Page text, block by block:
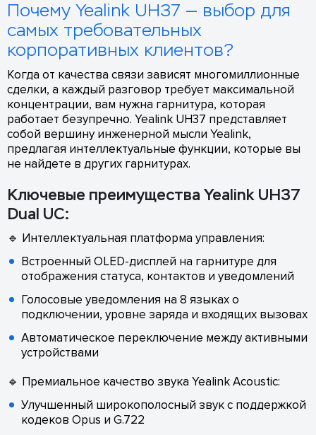
Почему Yealink UH37 — выбор для
самых требовательных
корпоративных клиентов?
Когда от качества связи зависят многомиллионные
сделки, а каждый разговор требует максимальной
концентрации, вам нужна гарнитура, которая
работает безупречно. Yealink UH37 представляет
собой вершину инженерной мысли Yealink,
предлагая интеллектуальные функции, которые вы
не найдете в других гарнитурах.
Ключевые преимущества Yealink UH37
Dual UC:
🔹 Интеллектуальная платформа управления:
Встроенный OLED-дисплей на гарнитуре для
отображения статуса, контактов и уведомлений
Голосовые уведомления на 8 языках о
подключении, уровне заряда и входящих вызовах
Автоматическое переключение между активными
устройствами
🔹 Премиальное качество звука Yealink Acoustic:
Улучшенный широкополосный звук с поддержкой
кодеков Opus и G.722